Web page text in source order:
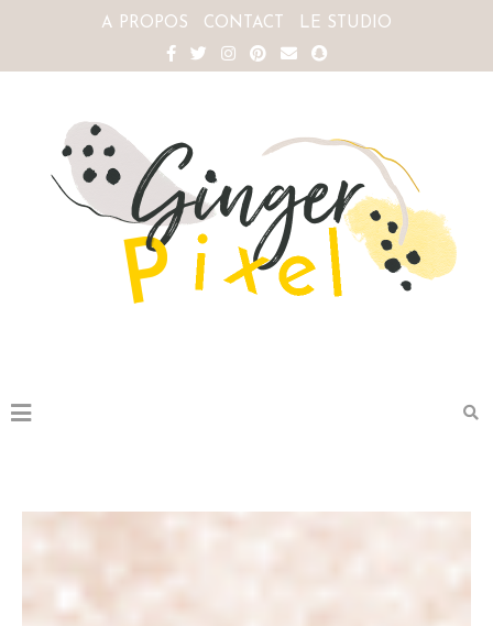
A PROPOS CONTACT LE STUDIO